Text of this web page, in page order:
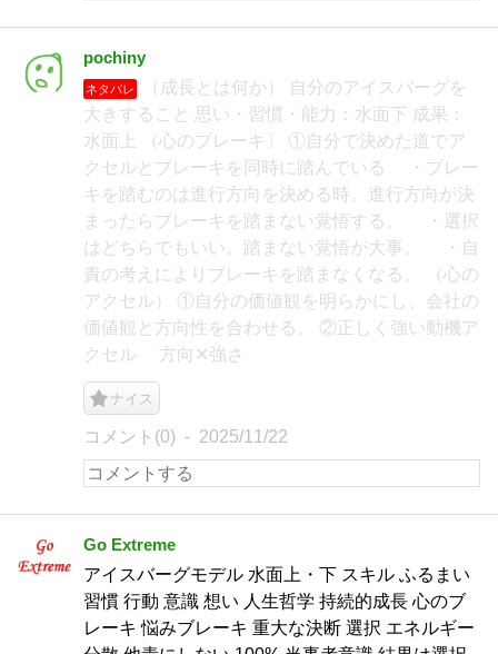
pochiny
ネタバレ
（成長とは何か） 自分のアイスバーグを
大きすること 思い・習慣・能力：水面下 成果：
水面上 （心のブレーキ〕 ①自分で決めた道でア
クセルとブレーキを同時に踏んでいる ・ブレー
キを踏むのは進行方向を決める時。進行方向が決
まったらブレーキを踏まない覚悟する。 ・選択
はどちらでもいい。踏まない覚悟が大事。 ・自
責の考えによりブレーキを踏まなくなる。 （心の
アクセル） ①自分の価値観を明らかにし、会社の
価値観と方向性を合わせる。 ②正しく強い動機ア
クセル 方向✕強さ
ナイス
コメント(0) 2025/11/22
Go Extreme
アイスバーグモデル 水面上・下 スキル ふるまい
習慣 行動 意識 想い 人生哲学 持続的成長 心のブ
レーキ 悩みブレーキ 重大な決断 選択 エネルギー